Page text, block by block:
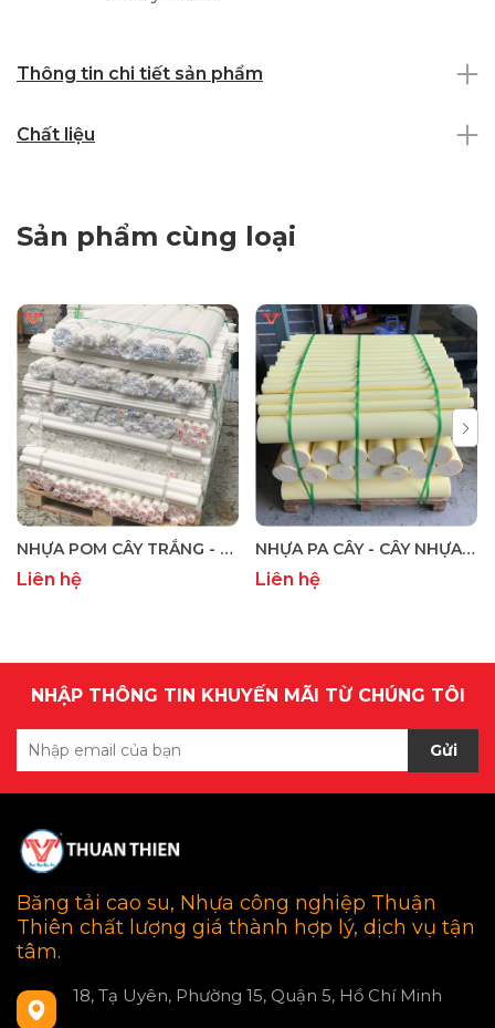
Thông tin chi tiết sản phẩm
Chất liệu
Sản phẩm cùng loại
NHỰA POM CÂY TRẮNG - CÂY NHỰA POM TRẮNG - NHỰA POM TRẮNG
Liên hệ
NHỰA PA CÂY - CÂY NHỰA PA - PA6 & PA66
Liên hệ
NHẬP THÔNG TIN KHUYẾN MÃI TỪ CHÚNG TÔI
Gửi
Băng tải cao su, Nhựa công nghiệp Thuận
Thiên chất lượng giá thành hợp lý, dịch vụ tận
tâm.
18, Tạ Uyên, Phường 15, Quận 5, Hồ Chí Minh